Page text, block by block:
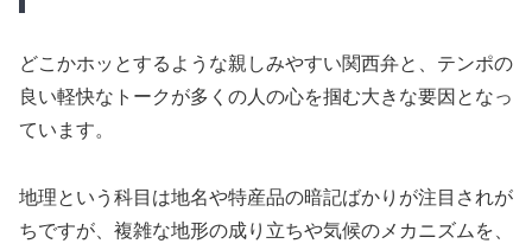
どこかホッとするような親しみやすい関西弁と、テンポの
良い軽快なトークが多くの人の心を掴む大きな要因となっ
ています。
地理という科目は地名や特産品の暗記ばかりが注目されが
ちですが、複雑な地形の成り立ちや気候のメカニズムを、